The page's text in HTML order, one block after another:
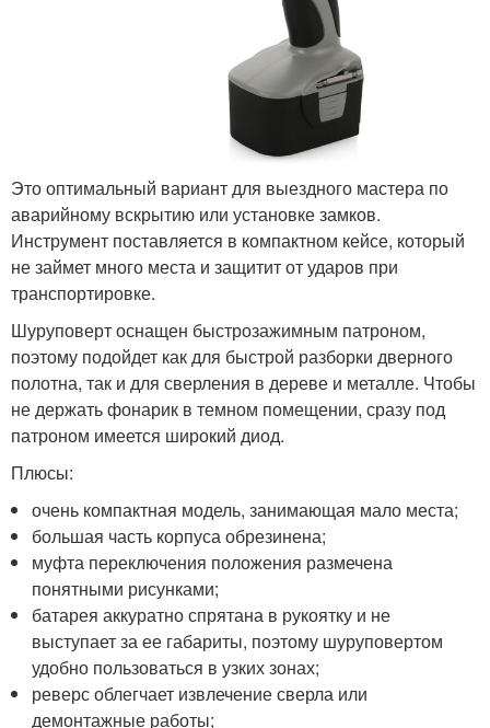
Это оптимальный вариант для выездного мастера по
аварийному вскрытию или установке замков.
Инструмент поставляется в компактном кейсе, который
не займет много места и защитит от ударов при
транспортировке.
Шуруповерт оснащен быстрозажимным патроном,
поэтому подойдет как для быстрой разборки дверного
полотна, так и для сверления в дереве и металле. Чтобы
не держать фонарик в темном помещении, сразу под
патроном имеется широкий диод.
Плюсы:
очень компактная модель, занимающая мало места;
большая часть корпуса обрезинена;
муфта переключения положения размечена
понятными рисунками;
батарея аккуратно спрятана в рукоятку и не
выступает за ее габариты, поэтому шуруповертом
удобно пользоваться в узких зонах;
реверс облегчает извлечение сверла или
демонтажные работы;